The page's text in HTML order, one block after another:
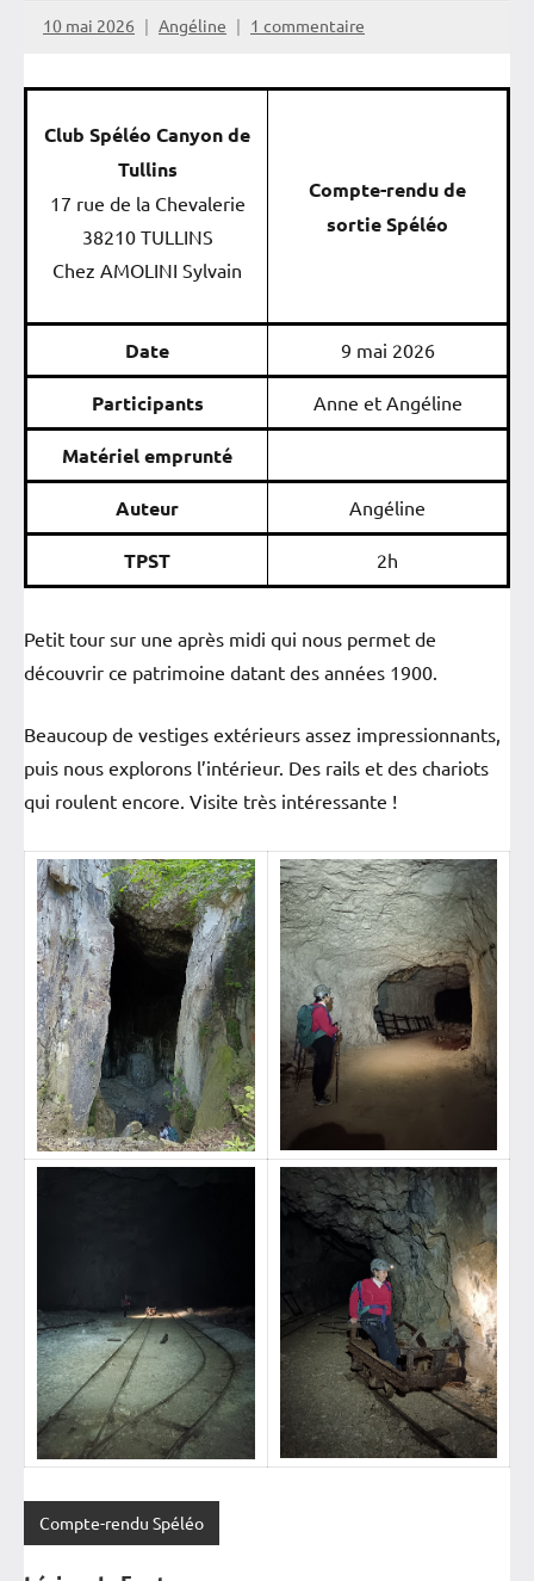
10 mai 2026 Angéline 1 commentaire
Club Spéléo Canyon de
Tullins
17 rue de la Chevalerie
38210 TULLINS
Chez AMOLINI Sylvain
Compte-rendu de
sortie Spéléo
Date 9 mai 2026
Participants Anne et Angéline
Matériel emprunté
Auteur Angéline
TPST 2h
Petit tour sur une après midi qui nous permet de
découvrir ce patrimoine datant des années 1900.
Beaucoup de vestiges extérieurs assez impressionnants,
puis nous explorons l’intérieur. Des rails et des chariots
qui roulent encore. Visite très intéressante !
Compte-rendu Spéléo